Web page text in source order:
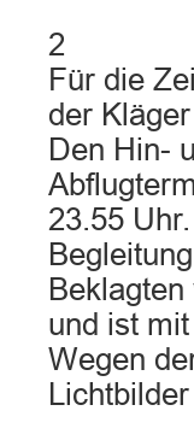
2
Für die
der
Den Hin-
23.55
und ist
Wegen